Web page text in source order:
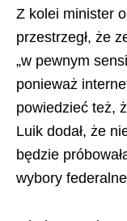
Z kolei minister
przestrzegł, że
„w pewnym
ponieważ
powiedzieć też,
Luik dodał, że
będzie
wybory